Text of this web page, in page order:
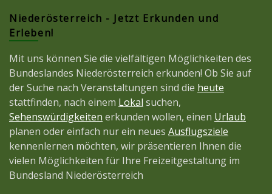
Niederösterreich - Jetzt Erkunden und
Erleben!
Mit uns können Sie die vielfältigen Möglichkeiten des
Bundeslandes Niederösterreich erkunden! Ob Sie auf
der Suche nach Veranstaltungen sind die heute
stattfinden, nach einem Lokal suchen,
Sehenswürdigkeiten erkunden wollen, einen Urlaub
planen oder einfach nur ein neues Ausflugsziele
kennenlernen möchten, wir präsentieren Ihnen die
vielen Möglichkeiten für Ihre Freizeitgestaltung im
Bundesland Niederösterreich